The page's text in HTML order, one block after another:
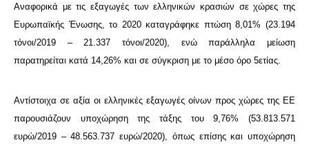
Αναφορικά με τις εξαγωγές των ελληνικών κρασιών σε χώρες της
Ευρωπαϊκής Ένωσης, το 2020 καταγράφηκε πτώση 8,01% (23.194
τόνοι/2019 – 21.337 τόνοι/2020), ενώ παράλληλα μείωση
παρατηρείται κατά 14,26% και σε σύγκριση με το μέσο όρο 5ετίας.
Αντίστοιχα σε αξία οι ελληνικές εξαγωγές οίνων προς χώρες της ΕΕ
παρουσιάζουν υποχώρηση της τάξης του 9,76% (53.813.571
ευρώ/2019 – 48.563.737 ευρώ/2020), όπως επίσης και υποχώρηση